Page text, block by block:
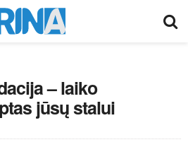
– laiko
jūsų stalui